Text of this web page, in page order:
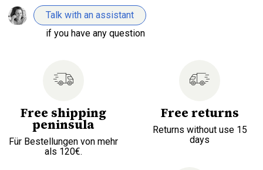
Talk with an assistant
if you have any question
Free shipping
peninsula
Für Bestellungen von mehr
als 120€.
Free returns
Returns without use 15
days